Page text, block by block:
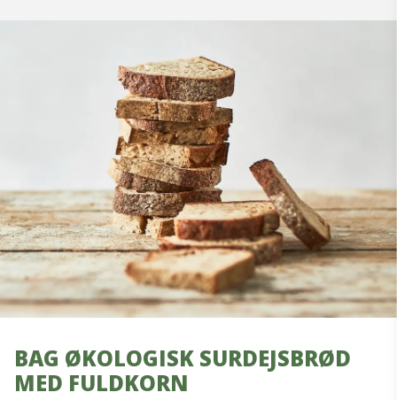
BAG ØKOLOGISK SURDEJSBRØD
MED FULDKORN